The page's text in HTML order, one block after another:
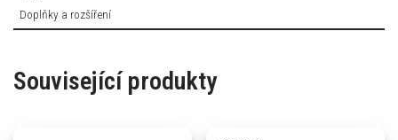
Doplňky a rozšíření
Související produkty